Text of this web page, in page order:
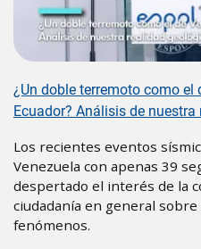
¿Un doble terremoto como el
Ecuador? Análisis de
Los recientes eventos
Venezuela con apenas 39
despertado el interés de la
ciudadanía en general
fenómenos.